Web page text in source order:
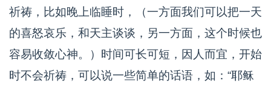
祈祷，比如晚上临睡时，（一方面我们可以把一天
的喜怒哀乐，和天主谈谈，另一方面，这个时候也
容易收敛心神。）时间可长可短，因人而宜，开始
时不会祈祷，可以说一些简单的话语，如：“耶稣